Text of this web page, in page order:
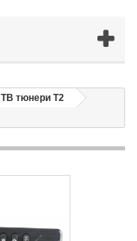
ТВ тюнери Т2